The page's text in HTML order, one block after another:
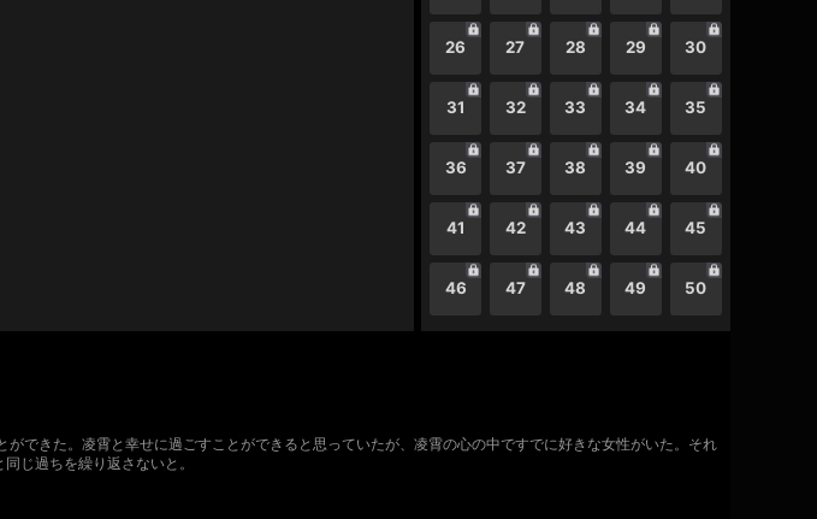
26 27 28 29 30
31 32 33 34 35
36 37 38 39 40
41 42 43 44 45
46 47 48 49 50
できた。凌霄と幸せに過ごすことができると思っていたが、凌霄の心の中ですでに好きな女性がいた。それ
じ過ちを繰り返さないと。